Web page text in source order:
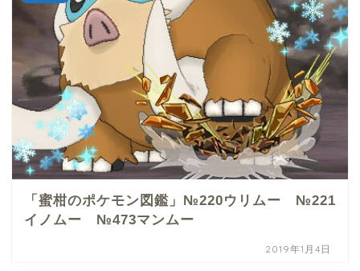
「蜜柑のポケモン図鑑」№220ウリムー №221
イノムー №473マンムー
2019年1月4日